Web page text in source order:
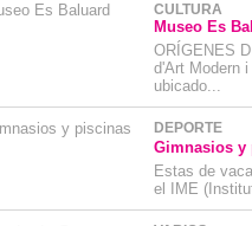
CULTURA
Museo Es
ORÍGENES
d'Art Modern
ubicado...
DEPORTE
Gimnasios y
Estas de
el IME